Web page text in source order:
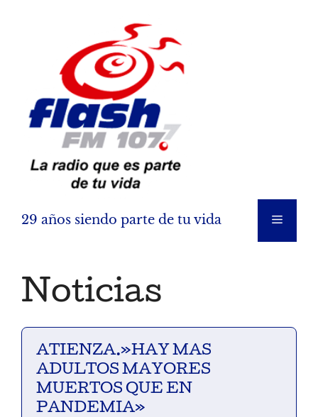
29 años siendo parte de tu vida Menú
Noticias
ATIENZA.»HAY MAS
ADULTOS MAYORES
MUERTOS QUE EN
PANDEMIA»